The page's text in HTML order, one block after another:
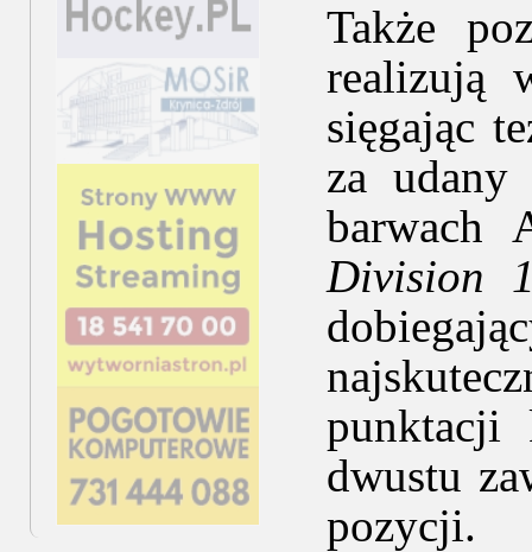
Także
realizują
sięgając
za
barwach
Division
punktacji
dwustu
pozycji.